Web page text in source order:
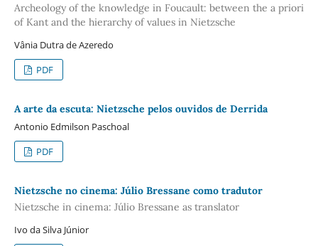
Archeology of the knowledge in Foucault: between the a priori
of Kant and the hierarchy of values in Nietzsche
Vânia Dutra de Azeredo
PDF
A arte da escuta: Nietzsche pelos ouvidos de Derrida
Antonio Edmilson Paschoal
PDF
Nietzsche no cinema: Júlio Bressane como tradutor
Nietzsche in cinema: Júlio Bressane as translator
Ivo da Silva Júnior